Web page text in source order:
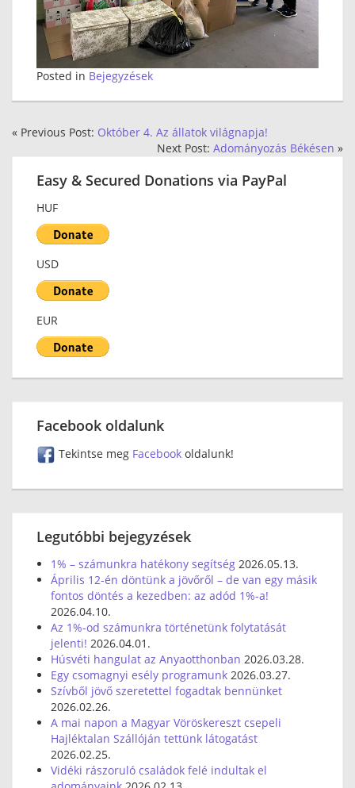
Posted in Bejegyzések
« Previous Post: Október 4. Az állatok világnapja!
Next Post: Adományozás Békésen »
Easy & Secured Donations via PayPal
HUF
USD
EUR
Facebook oldalunk
Tekintse meg Facebook oldalunk!
Legutóbbi bejegyzések
1% – számunkra hatékony segítség 2026.05.13.
Április 12-én döntünk a jövőről – de van egy másik
fontos döntés a kezedben: az adód 1%-a!
2026.04.10.
Az 1%-od számunkra történetünk folytatását
jelenti! 2026.04.01.
Húsvéti hangulat az Anyaotthonban 2026.03.28.
Egy csomagnyi esély programunk 2026.03.27.
Szívből jövő szeretettel fogadtak bennünket
2026.02.26.
A mai napon a Magyar Vöröskereszt csepeli
Hajléktalan Szállóján tettünk látogatást
2026.02.25.
Vidéki rászoruló családok felé indultak el